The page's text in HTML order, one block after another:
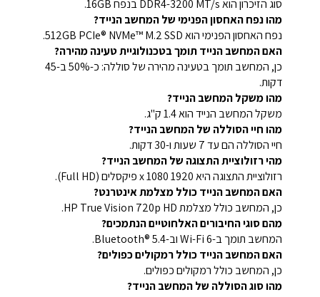
סוג הזיכרון הוא DDR4-3200 MT/s בנפח 16GB.
מהו נפח האחסון הפנימי של המחשב הנייד?
נפח האחסון הפנימי הוא 512GB PCIe® NVMe™ M.2 SSD.
האם המחשב הנייד תומך בטכנולוגיית טעינה מהירה?
כן, המחשב תומך בטעינה מהירה של סוללה: כ-50% ב-45
דקות.
מהו משקל המחשב הנייד?
משקל המחשב הנייד הוא 1.4 ק"ג.
מהו חיי הסוללה של המחשב הנייד?
חיי הסוללה הם עד 7 שעות ו-30 דקות.
מהי רזולוציית התצוגה של המחשב הנייד?
רזולוציית התצוגה היא 1920 x 1080 פיקסלים (Full HD).
האם המחשב הנייד כולל מצלמת אינטרנט?
כן, המחשב כולל מצלמת HP True Vision 720p HD.
מהם סוגי החיבורים האלחוטיים הנתמכים?
המחשב תומך ב-Wi-Fi 6 וב-Bluetooth® 5.4.
האם המחשב הנייד כולל רמקולים כפולים?
כן, המחשב כולל רמקולים כפולים.
מהו סוג הסוללה של המחשב הנייד?